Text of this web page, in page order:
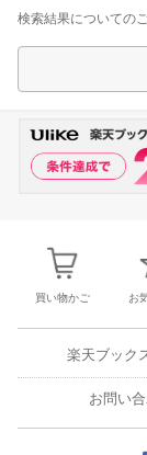
検索結果についての
買い物かご お
楽天ブック
お問い